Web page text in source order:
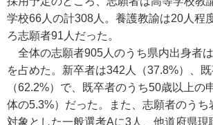
学校66人の計308人。養護教諭は20人程
ろ志願者91人だった。
全体の志願者905人のうち県内出身者
を占めた。新卒者は342人（37.8%）、
（62.2%）で、既卒者のうち50歳以上の
体の5.3%）だった。また、志願者のうち
対象とした一般選考Aに3人、他道府県現